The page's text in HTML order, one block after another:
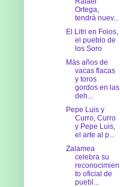
Ortega,
tendrá nuev...
El Litri en Foios,
el pueblo de
los Soro
Más años de
vacas flacas
y toros
gordos en las
deh...
Pepe Luis y
Curro, Curro
y Pepe Luis,
el arte al p...
Zalamea
celebra su
reconocimien
to oficial de
puebl...